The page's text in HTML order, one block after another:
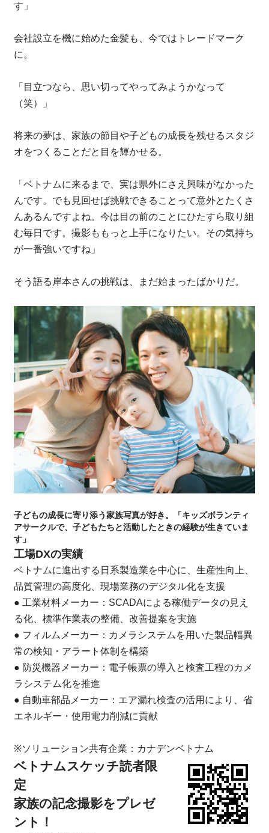
す」
会社設立を機に始めた金髪も、今ではトレードマーク
に。
「目立つなら、思い切ってやってみようかなって
（笑）」
将来の夢は、家族の節目や子どもの成長を残せるスタジ
オをつくることだと目を輝かせる。
「ベトナムに来るまで、実は県外にさえ興味がなかった
んです。でも見回せば挑戦できることって意外とたくさ
んあるんですよね。今は目の前のことにひたすら取り組
む毎日です。撮影ももっと上手になりたい。その気持ち
が一番強いですね」
そう語る岸本さんの挑戦は、まだ始まったばかりだ。
子どもの成長に寄り添う家族写真が好き。「キッズボランティ
アサークルで、子どもたちと活動したときの経験が生きていま
す」
工場DXの実績
ベトナムに進出する日系製造業を中心に、生産性向上、
品質管理の高度化、現場業務のデジタル化を支援
● 工業材料メーカー：SCADAによる稼働データの見え
る化、標準作業表の整備、改善提案を実施
● フィルムメーカー：カメラシステムを用いた製品幅異
常の検知・アラート体制を構築
● 防災機器メーカー：電子帳票の導入と検査工程のカメ
ラシステム化を推進
● 自動車部品メーカー：エア漏れ検査の活用により、省
エネルギー・使用電力削減に貢献
※ソリューション共有企業：カナデンベトナム
ベトナムスケッチ読者限
定
家族の記念撮影をプレゼ
ント！